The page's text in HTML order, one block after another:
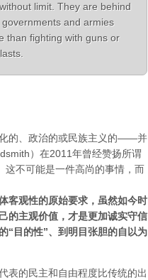
limit. They are behind
and armies
than fighting with guns or
的、政治的或民族主义的——并
）在2011年曾经赞扬所谓
这不可能是一件高尚的事情，而
客观性的原始要求，虽然如今时
的主观价值，才是更加诚实守信
“目的性”、到明目张胆的自以为
表的民主和自由程度比传统的出